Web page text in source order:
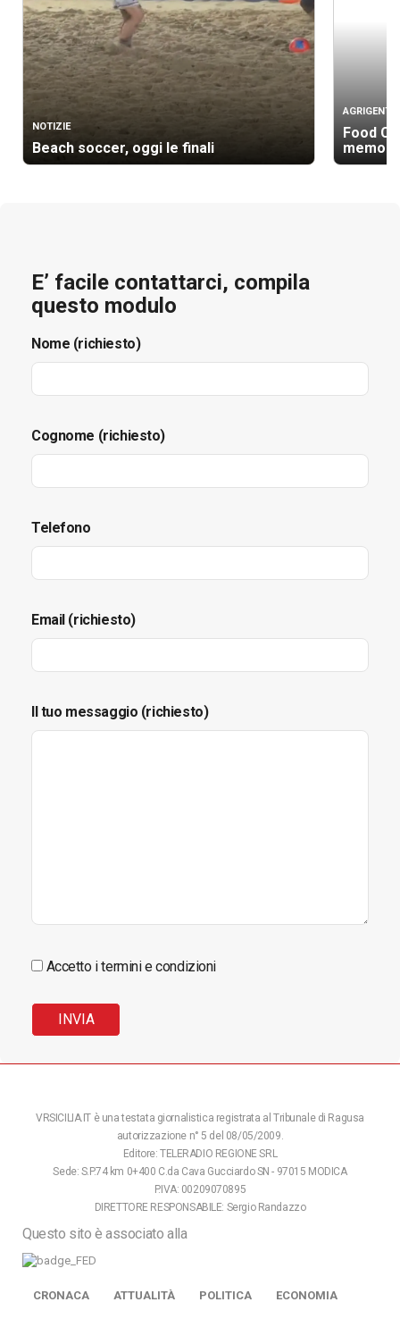
NOTIZIE
Beach soccer, oggi le finali
AGRIGENTO
Food
E’ facile contattarci, compila
questo modulo
Nome (richiesto)
Cognome (richiesto)
Telefono
Email (richiesto)
Il tuo messaggio (richiesto)
Accetto i termini e condizioni
VRSICILIA.IT è una testata giornalistica registrata al Tribunale di Ragusa
autorizzazione n° 5 del 08/05/2009.
Editore: TELERADIO REGIONE SRL
Sede: S.P.74 km 0+400 C.da Cava Gucciardo SN - 97015 MODICA
P.IVA: 00209070895
DIRETTORE RESPONSABILE: Sergio Randazzo
Questo sito è associato alla
CRONACA ATTUALITÀ POLITICA ECONOMIA